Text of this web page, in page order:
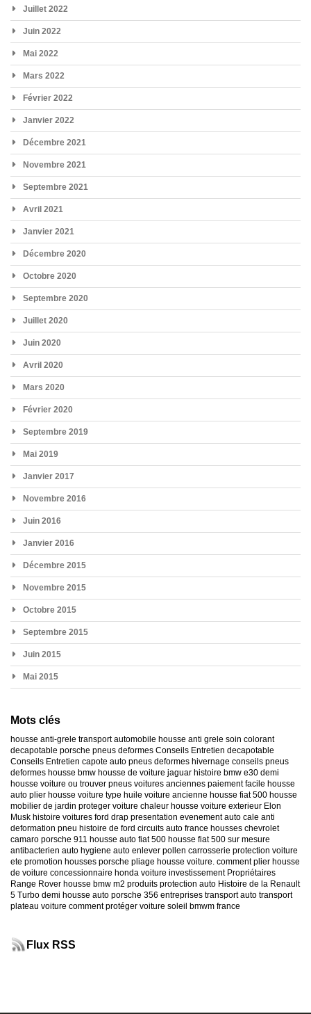
Juillet 2022
Juin 2022
Mai 2022
Mars 2022
Février 2022
Janvier 2022
Décembre 2021
Novembre 2021
Septembre 2021
Avril 2021
Janvier 2021
Décembre 2020
Octobre 2020
Septembre 2020
Juillet 2020
Juin 2020
Avril 2020
Mars 2020
Février 2020
Septembre 2019
Mai 2019
Janvier 2017
Novembre 2016
Juin 2016
Janvier 2016
Décembre 2015
Novembre 2015
Octobre 2015
Septembre 2015
Juin 2015
Mai 2015
Mots clés
housse anti-grele transport automobile housse anti grele soin colorant
decapotable porsche pneus deformes Conseils Entretien decapotable
Conseils Entretien capote auto pneus deformes hivernage conseils pneus
deformes housse bmw housse de voiture jaguar histoire bmw e30 demi
housse voiture ou trouver pneus voitures anciennes paiement facile housse
auto plier housse voiture type huile voiture ancienne housse fiat 500 housse
mobilier de jardin proteger voiture chaleur housse voiture exterieur Elon
Musk histoire voitures ford drap presentation evenement auto cale anti
deformation pneu histoire de ford circuits auto france housses chevrolet
camaro porsche 911 housse auto fiat 500 housse fiat 500 sur mesure
antibacterien auto hygiene auto enlever pollen carrosserie protection voiture
ete promotion housses porsche pliage housse voiture. comment plier housse
de voiture concessionnaire honda voiture investissement Propriétaires
Range Rover housse bmw m2 produits protection auto Histoire de la Renault
5 Turbo demi housse auto porsche 356 entreprises transport auto transport
plateau voiture comment protéger voiture soleil bmwm france
Flux RSS